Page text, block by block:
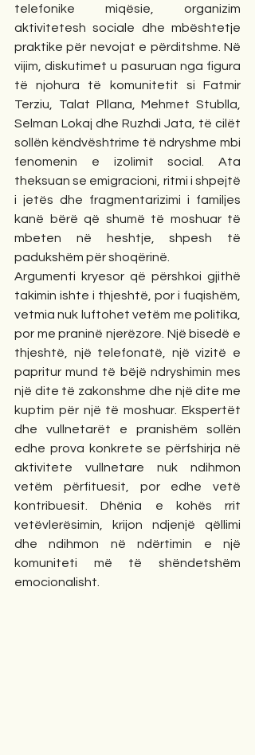
telefonike miqësie, organizim
aktivitetesh sociale dhe mbështetje
praktike për nevojat e përditshme. Në
vijim, diskutimet u pasuruan nga figura
të njohura të komunitetit si Fatmir
Terziu, Talat Pllana, Mehmet Stublla,
Selman Lokaj dhe Ruzhdi Jata, të cilët
sollën këndvështrime të ndryshme mbi
fenomenin e izolimit social. Ata
theksuan se emigracioni, ritmi i shpejtë
i jetës dhe fragmentarizimi i familjes
kanë bërë që shumë të moshuar të
mbeten në heshtje, shpesh të
padukshëm për shoqërinë.
Argumenti kryesor që përshkoi gjithë
takimin ishte i thjeshtë, por i fuqishëm,
vetmia nuk luftohet vetëm me politika,
por me praninë njerëzore. Një bisedë e
thjeshtë, një telefonatë, një vizitë e
papritur mund të bëjë ndryshimin mes
një dite të zakonshme dhe një dite me
kuptim për një të moshuar. Ekspertët
dhe vullnetarët e pranishëm sollën
edhe prova konkrete se përfshirja në
aktivitete vullnetare nuk ndihmon
vetëm përfituesit, por edhe vetë
kontribuesit. Dhënia e kohës rrit
vetëvlerësimin, krijon ndjenjë qëllimi
dhe ndihmon në ndërtimin e një
komuniteti më të shëndetshëm
emocionalisht.